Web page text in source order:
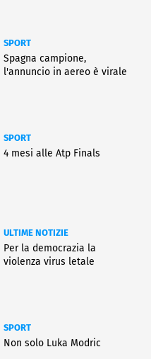
SPORT
Spagna campione,
l'annuncio in aereo è virale
SPORT
4 mesi alle Atp Finals
ULTIME NOTIZIE
Per la democrazia la
violenza virus letale
SPORT
Non solo Luka Modric